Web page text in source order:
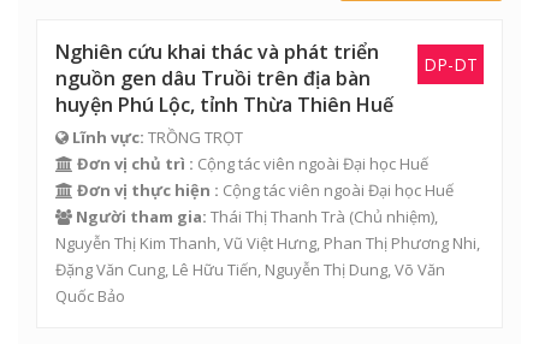
DP-DT
Nghiên cứu khai thác và phát triển
nguồn gen dâu Truồi trên địa bàn
huyện Phú Lộc, tỉnh Thừa Thiên Huế
Lĩnh vực: TRỒNG TRỌT
Đơn vị chủ trì : Cộng tác viên ngoài Đại học Huế
Đơn vị thực hiện : Cộng tác viên ngoài Đại học Huế
Người tham gia: Thái Thị Thanh Trà (Chủ nhiệm),
Nguyễn Thị Kim Thanh, Vũ Việt Hưng, Phan Thị Phương Nhi,
Đặng Văn Cung, Lê Hữu Tiến, Nguyễn Thị Dung,Võ Văn
Quốc Bảo